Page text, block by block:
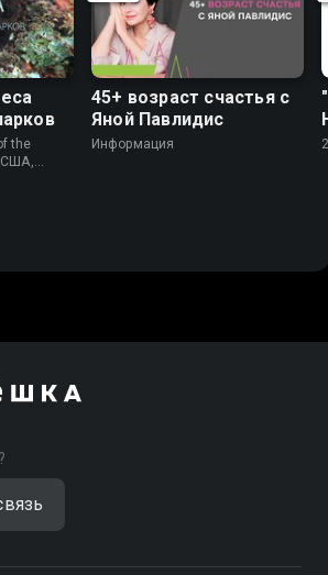
the
США,
45+ возраст счастья с
Яной Павлидис
Информация